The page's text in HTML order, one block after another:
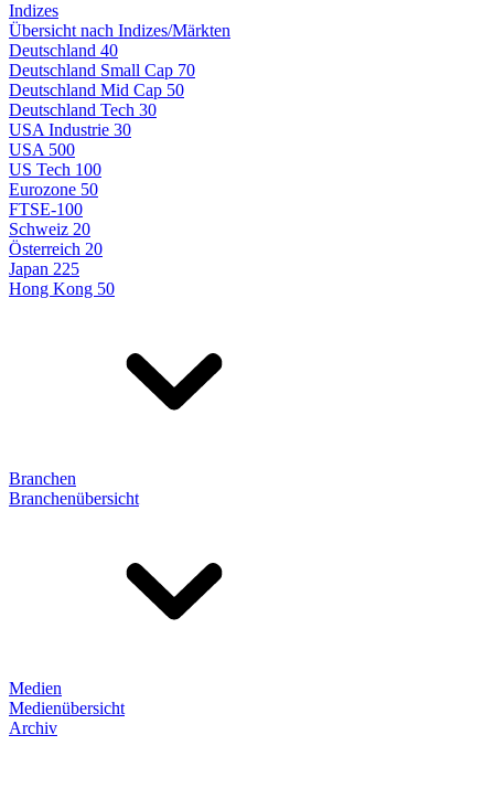
Indizes
Übersicht nach Indizes/Märkten
Deutschland 40
Deutschland Small Cap 70
Deutschland Mid Cap 50
Deutschland Tech 30
USA Industrie 30
USA 500
US Tech 100
Eurozone 50
FTSE-100
Schweiz 20
Österreich 20
Japan 225
Hong Kong 50
Branchen
Branchenübersicht
Medien
Medienübersicht
Archiv